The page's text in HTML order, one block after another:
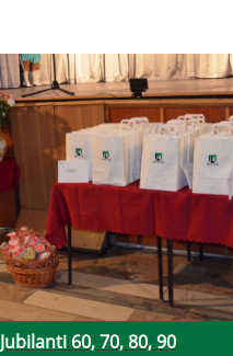
Jubilanti 60, 70, 80, 90